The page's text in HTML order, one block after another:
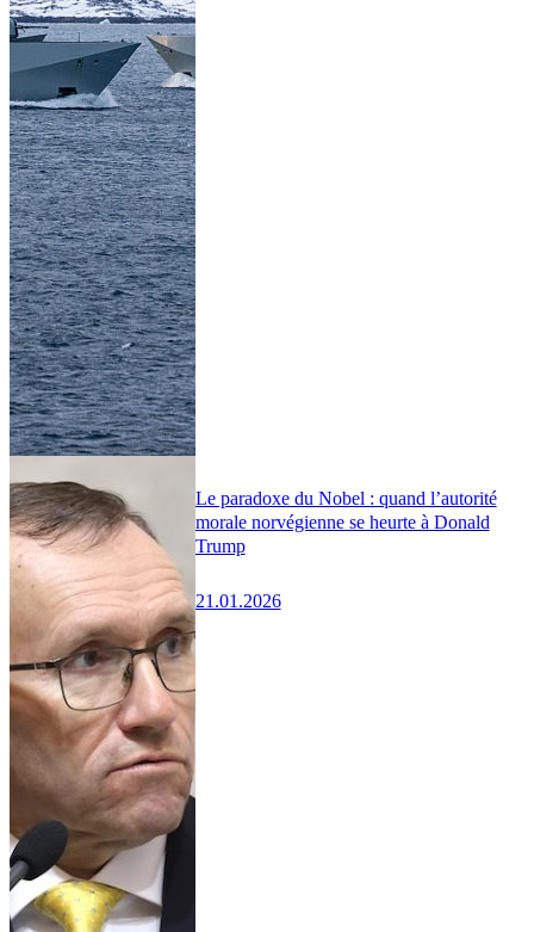
Le paradoxe du Nobel : quand l’autorité
morale norvégienne se heurte à Donald
Trump
21.01.2026